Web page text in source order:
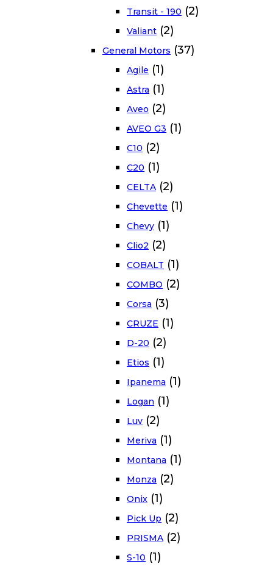
Transit - 190 (2)
Valiant (2)
General Motors (37)
Agile (1)
Astra (1)
Aveo (2)
AVEO G3 (1)
C10 (2)
C20 (1)
CELTA (2)
Chevette (1)
Chevy (1)
Clio2 (2)
COBALT (1)
COMBO (2)
Corsa (3)
CRUZE (1)
D-20 (2)
Etios (1)
Ipanema (1)
Logan (1)
Luv (2)
Meriva (1)
Montana (1)
Monza (2)
Onix (1)
Pick Up (2)
PRISMA (2)
S-10 (1)